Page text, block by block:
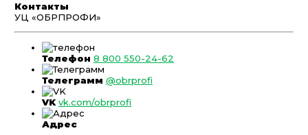
Контакты
УЦ «ОБРПРОФИ»
Телефон 8 800 550-24-62
Телеграмм @obrprofi
VK vk.com/obrprofi
Адрес